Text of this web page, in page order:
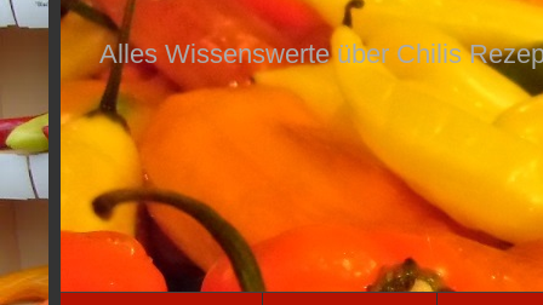
Alles Wissenswerte über Chilis